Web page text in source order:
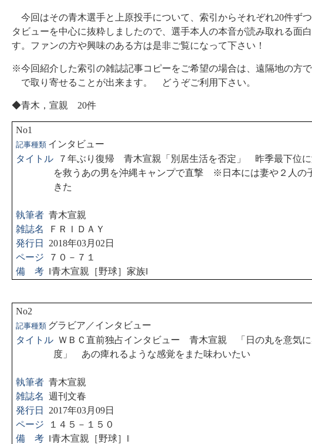
今回はその青木選手と上原投手について、索引からそれぞれ20件ず
タビューを中心に抜粋しましたので、選手本人の本音が読み取れる面
す。ファンの方や興味のある方は是非ご覧になって下さい！
※今回紹介した索引の雑誌記事コピーをご希望の場合は、遠隔地の方
で取り寄せることが出来ます。 どうぞご利用下さい。
◆青木，宣親 20件
No1
記事種類 インタビュー
タイトル
７年ぶり復帰 青木宣親「別居生活を否定」 昨季最下位に
を救うあの男を沖縄キャンプで直撃 ※日本には妻や２人の
きた
執筆者 青木宣親
雑誌名
ＦＲＩＤＡＹ
発行日
2018年03月 02 日
ページ
７０－７１
備 考 ‖青木宣親［野球］家族‖
No2
記事種類 グラビア／インタビュー
タイトル ＷＢＣ直前独占インタビュー 青木宣親 「日の丸を意気に
度」 あの痺れるような感覚をまた味わいたい
執筆者 青木宣親
雑誌名 週刊文春
発行日
2017年03月 09日
ページ
１４５－１５０
備 考 ‖青木宣親［野球］ ‖